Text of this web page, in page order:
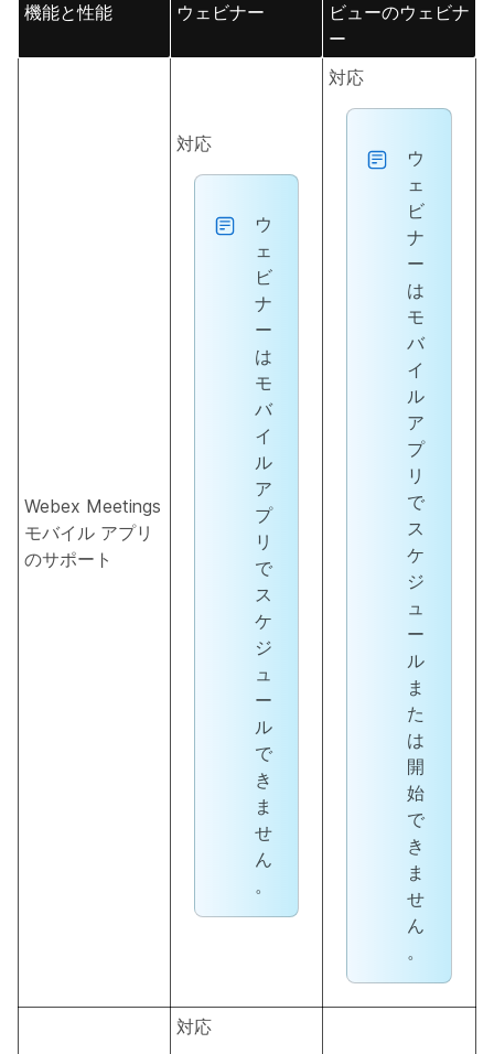
機能と性能 ウェビナー
ビューのウェビナ
ー
Webex Meetings
モバイル アプリ
のサポート
対応
ウ
ェ
ビ
ナ
ー
は
モ
バ
イ
ル
ア
プ
リ
で
ス
ケ
ジ
ュ
ー
ル
で
き
ま
せ
ん
。
対応
ウ
ェ
ビ
ナ
ー
は
モ
バ
イ
ル
ア
プ
リ
で
ス
ケ
ジ
ュ
ー
ル
ま
た
は
開
始
で
き
ま
せ
ん
。
対応